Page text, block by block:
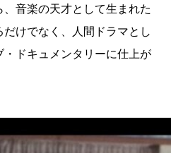
音楽の天才として生まれた
けでなく、人間ドラマとし
ドキュメンタリーに仕上が